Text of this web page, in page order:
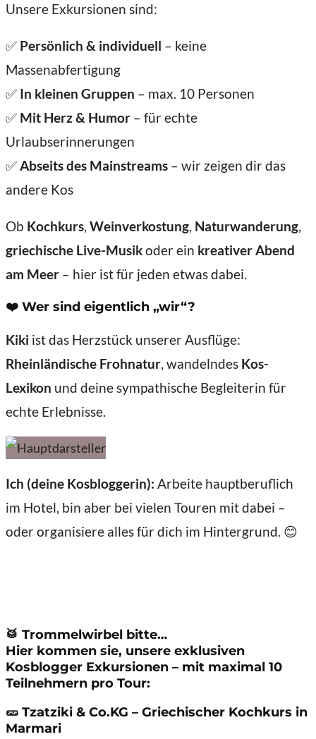
Unsere Exkursionen sind:
✅ Persönlich & individuell – keine
Massenabfertigung
✅ In kleinen Gruppen – max. 10 Personen
✅ Mit Herz & Humor – für echte
Urlaubserinnerungen
✅Abseits des Mainstreams – wir zeigen dir das
andere Kos
Ob Kochkurs, Weinverkostung, Naturwanderung,
griechische Live-Musikoder ein kreativer Abend
am Meer – hier ist für jeden etwas dabei.
❤️ Wer sind eigentlich „wir“?
Kiki ist das Herzstück unserer Ausflüge:
Rheinländische Frohnatur, wandelndes Kos-
Lexikon und deine sympathische Begleiterin für
echte Erlebnisse.
Ich (deine Kosbloggerin): Arbeite hauptberuflich
im Hotel, bin aber bei vielen Touren mit dabei –
oder organisiere alles für dich im Hintergrund. 😊
🥁 Trommelwirbel bitte…
Hier kommen sie, unsere exklusiven
Kosblogger Exkursionen – mit maximal 10
Teilnehmern pro Tour:
🥒 Tzatziki & Co.KG – Griechischer Kochkurs in
Marmari